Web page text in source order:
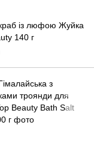
із люфою Жуйка
140 г